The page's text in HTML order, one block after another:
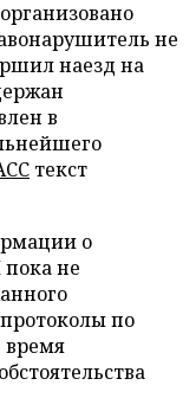
не
наезд на
в
текст
о
не
по
время